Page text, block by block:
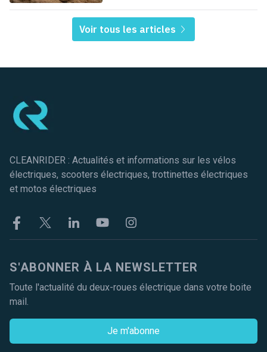
Voir tous les articles
CLEANRIDER : Actualités et informations sur les vélos
électriques, scooters électriques, trottinettes électriques
et motos électriques
FacebookTwitter LinkekinYoutubeInstagram
S'ABONNER À LA NEWSLETTER
Toute l'actualité du deux-roues électrique dans votre boite
mail.
Je m'abonne